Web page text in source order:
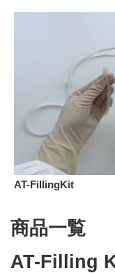
AT-FillingKit
商品一覧
AT-Filling